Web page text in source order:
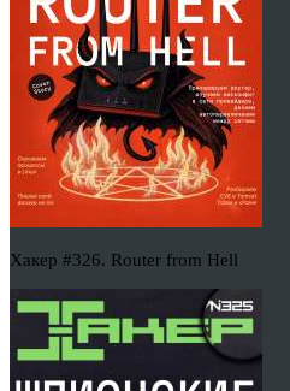
Хакер #326. Router from Hell